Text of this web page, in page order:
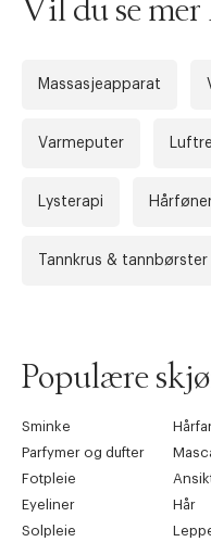
Vil du se mer
Massasjeapparat
Varmeputer
Lysterapi
Tannkrus & tannbørster
Populære
Sminke
Parfymer og dufter
Fotpleie
Eyeliner
Hår
Solpleie